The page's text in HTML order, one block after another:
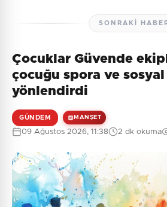
SONRAKI
Çocuklar Güvende
çocuğu spora ve
yönlendirdi
GÜNDEM MANŞET
09 Ağustos 2026, 11:38 2 dk okuma